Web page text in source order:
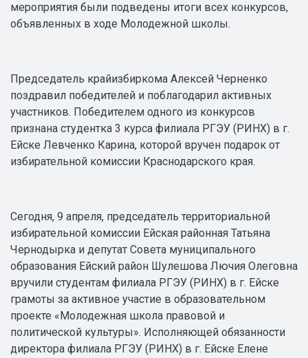
мероприятия были подведены итоги всех конкурсов,
объявленных в ходе Молодежной школы.
Председатель крайизбиркома Алексей Черненко
поздравил победителей и поблагодарил активных
участников. Победителем одного из конкурсов
признана студентка 3 курса филиала РГЭУ (РИНХ) в г.
Ейске Левченко Карина, которой вручен подарок от
избирательной комиссии Краснодарского края.
Сегодня, 9 апреля, председатель территориальной
избирательной комиссии Ейская районная Татьяна
Чернодырка и депутат Совета муниципального
образования Ейский район Шулешова Лючия Олеговна
вручили студентам филиала РГЭУ (РИНХ) в г. Ейске
грамоты за активное участие в образовательном
проекте «Молодежная школа правовой и
политической культуры». Исполняющей обязанности
директора филиала РГЭУ (РИНХ) в г. Ейске Елене